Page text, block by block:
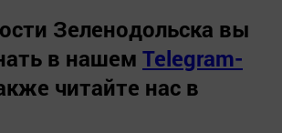
Зеленодольска вы
в нашем Telegram-
читайте нас в